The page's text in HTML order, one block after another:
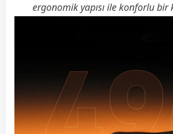
ergonomik yapısı ile konforlu bir